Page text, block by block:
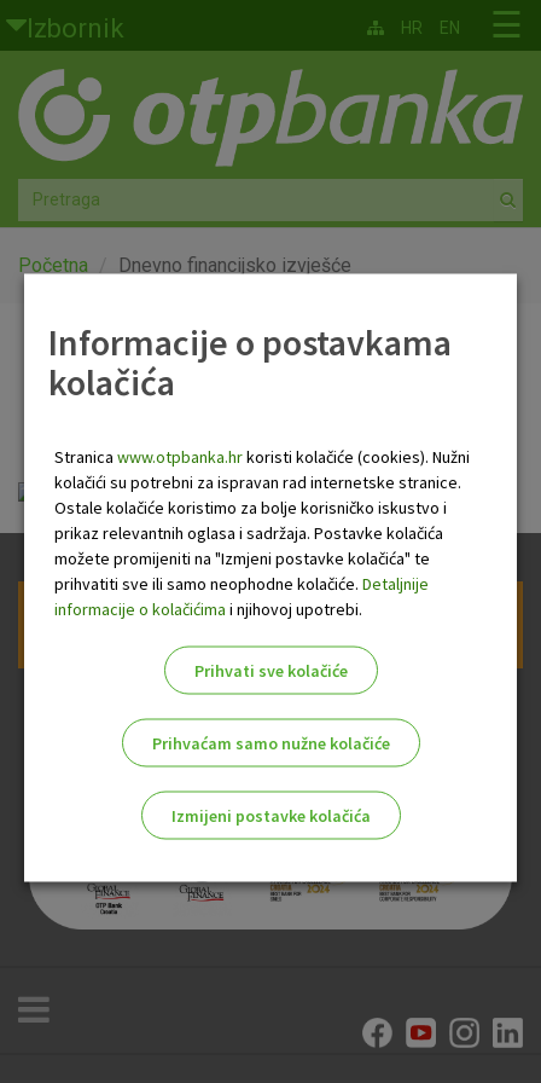
Skoči na glavni sadržaj
Izbornik
Građani
Privatno bankarstvo
Agro
Mala poduzeća i obrtnici
Globalna tržišta
O nama
☰
HR EN
Početna Dnevno financijsko izvješće
Dnevno financijsko
OTP Dnevno financijsko izvješće.pdf
Prijava na newsletter OTP banke
Informacije o postavkama
kolačića
Stranica www.otpbanka.hrkoristi kolačiće (cookies). Nužni
kolačići su potrebni za ispravan rad internetske stranice.
Ostale kolačiće koristimo za bolje korisničko iskustvo i
prikaz relevantnih oglasa i sadržaja. Postavke kolačića
možete promijeniti na "Izmjeni postavke kolačića" te
prihvatiti sve ili samo neophodne kolačiće. Detaljnije
informacije o kolačićima i njihovoj upotrebi.
Prihvati sve kolačiće
Prihvaćam samo nužne kolačiće
Izmijeni postavke kolačića